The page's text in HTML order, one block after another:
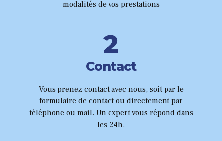
4
5
6
7
8
modalités de vos prestations
2
3
4
5
Contact
Vous prenez contact avec nous, soit par le
formulaire de contact ou directement par
téléphone ou mail. Un expert vous répond dans
les 24h.
0
1